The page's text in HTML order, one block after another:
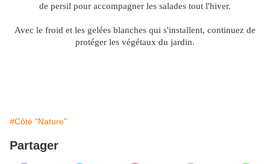
de persil pour accompagner les salades tout l'hiver.
Avec le froid et les gelées blanches qui s'installent, continuez de
protéger les végétaux du jardin.
#Côté "Nature"
Partager